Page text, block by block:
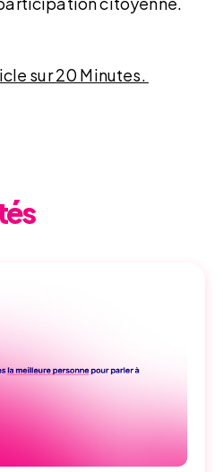
sur 20 Minutes.